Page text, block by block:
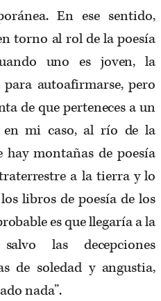
En ese sentido,
torno al rol de la poesía
uno es joven, la
autoafirmarse, pero
de que perteneces a un
mi caso, al río de la
hay montañas de poesía
a la tierra y lo
libros de poesía de los
es que llegaría a la
las decepciones
de soledad y angustia,
nada”.